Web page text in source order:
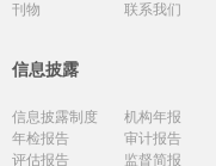
刊物
联系我们
信息披露
信息披露制度
机构年报
年检报告
审计报告
评估报告
监督简报